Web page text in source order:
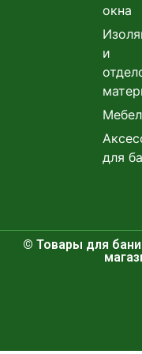
окна
и
для
© Товары для